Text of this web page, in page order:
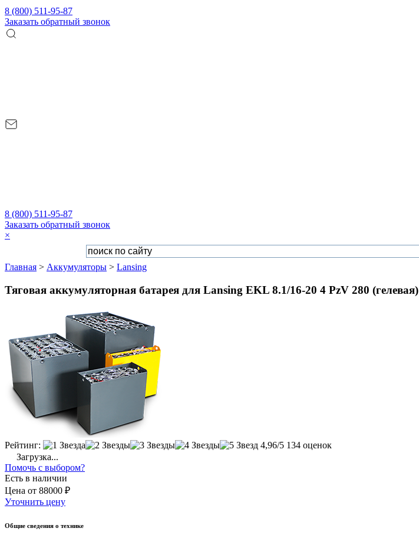
8 (800) 511-95-87
Заказать обратный звонок
8 (800) 511-95-87
Заказать обратный звонок
×
Главная > Аккумуляторы > Lansing
Тяговая аккумуляторная батарея для Lansing EKL 8.1/16-20 4 PzV 280 (гелевая)
Рейтинг: 4,96/5 134 оценок
Загрузка...
Помочь с выбором?
Есть в наличии
Цена от 88000 ₽
Уточнить цену
Общие сведения о технике